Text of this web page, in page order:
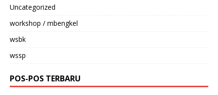
Uncategorized
workshop / mbengkel
wsbk
wssp
POS-POS TERBARU